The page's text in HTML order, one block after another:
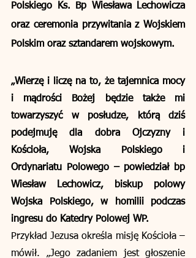
Polskiego Ks. Bp Wiesława Lechowicza
oraz ceremonia przywitania z Wojskiem
Polskim oraz sztandarem wojskowym.
„Wierzę i liczę na to, że tajemnica mocy
i mądrości Bożej będzie także mi
towarzyszyć w posłudze, którą dziś
podejmuję dla dobra Ojczyzny i
Kościoła, Wojska Polskiego i
Ordynariatu Polowego – powiedział bp
Wiesław Lechowicz, biskup polowy
Wojska Polskiego, w homilii podczas
ingresu do Katedry Polowej WP.
Przykład Jezusa określa misję Kościoła –
mówił. „Jego zadaniem jest głoszenie